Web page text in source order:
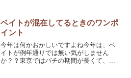
って感じた方が多いのでは？でも、意外
とできていないことがあり...
ベイトが混在してるときのワンポ
イント
今年は何かおかしいですよね今年は、ベ
イトが例年通りでは無い気がしません
か？？東京ではバチの期間が長くて、毎